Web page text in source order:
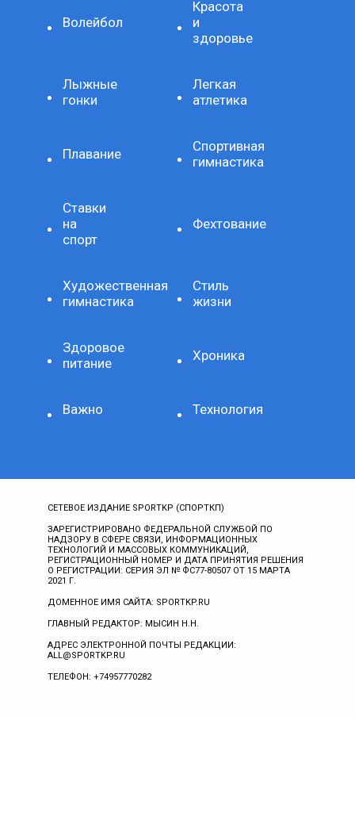
Волейбол
Красота
и
здоровье
Лыжные
гонки
Легкая
атлетика
Плавание
Спортивная
гимнастика
Ставки
на
спорт
Фехтование
Художественная
гимнастика
Стиль
жизни
Здоровое
питание
Хроника
Важно Технология
СЕТЕВОЕ ИЗДАНИЕ SPORTKP (СПОРТКП)
ЗАРЕГИСТРИРОВАНО ФЕДЕРАЛЬНОЙ СЛУЖБОЙ ПО
НАДЗОРУ В СФЕРЕ СВЯЗИ, ИНФОРМАЦИОННЫХ
ТЕХНОЛОГИЙ И МАССОВЫХ КОММУНИКАЦИЙ,
РЕГИСТРАЦИОННЫЙ НОМЕР И ДАТА ПРИНЯТИЯ РЕШЕНИЯ
О РЕГИСТРАЦИИ: СЕРИЯ ЭЛ № ФС77-80507 ОТ 15 МАРТА
2021 Г.
ДОМЕННОЕ ИМЯ САЙТА: SPORTKP.RU
ГЛАВНЫЙ РЕДАКТОР: МЫСИН Н.Н.
АДРЕС ЭЛЕКТРОННОЙ ПОЧТЫ РЕДАКЦИИ:
ALL@SPORTKP.RU
ТЕЛЕФОН: +74957770282